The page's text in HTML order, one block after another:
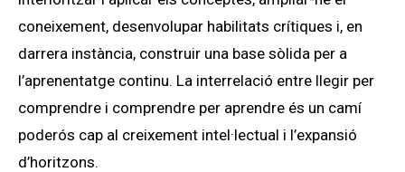
coneixement, desenvolupar habilitats crítiques i, en
darrera instància, construir una base sòlida per a
l’aprenentatge continu. La interrelació entre llegir per
comprendre i comprendre per aprendre és un camí
poderós cap al creixement intel·lectual i l’expansió
d’horitzons.